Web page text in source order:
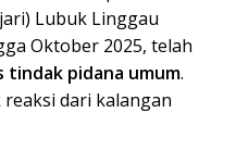
Lubuk Linggau
Oktober 2025, telah
tindak pidana umum.
dari kalangan